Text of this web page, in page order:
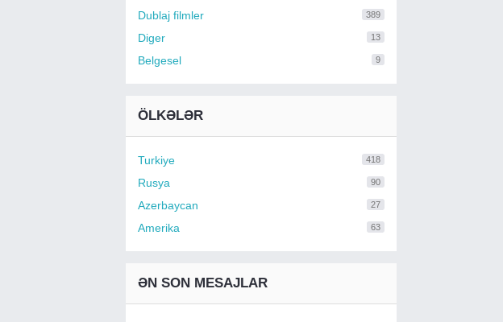
Dublaj filmler 389
Diger 13
Belgesel 9
ÖLKƏLƏR
Turkiye 418
Rusya 90
Azerbaycan 27
Amerika 63
ƏN SON MESAJLAR